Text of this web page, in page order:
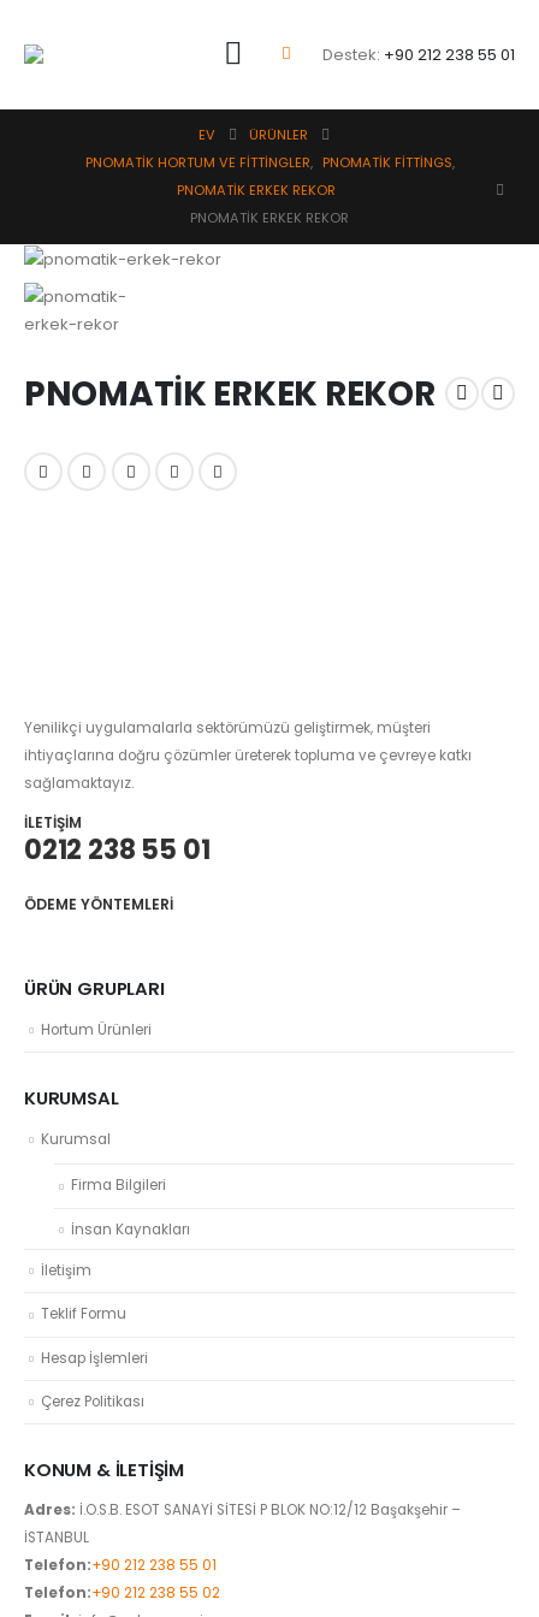
Destek: +90 212 238 55 01
EV
ÜRÜNLER
PNOMATİK HORTUM VE FİTTİNGLER, PNOMATİK FİTTİNGS,
PNOMATİK ERKEK REKOR
PNOMATİK ERKEK REKOR
PNOMATİK ERKEK REKOR
Yenilikçi uygulamalarla sektörümüzü geliştirmek, müşteri
ihtiyaçlarına doğru çözümler üreterek topluma ve çevreye katkı
sağlamaktayız.
İLETIŞIM
0212 238 55 01
ÖDEME YÖNTEMLERI
ÜRÜN GRUPLARI
Hortum Ürünleri
KURUMSAL
Kurumsal
Firma Bilgileri
İnsan Kaynakları
İletişim
Teklif Formu
Hesap İşlemleri
Çerez Politikası
KONUM & İLETIŞIM
Adres: İ.O.S.B. ESOT SANAYİ SİTESİ P BLOK NO:12/12 Başakşehir –
İSTANBUL
Telefon:+90 212 238 55 01
Telefon:+90 212 238 55 02